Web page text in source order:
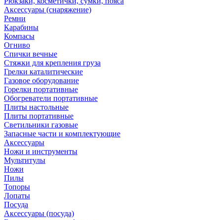
Аксессуары (снаряжение)
Ремни
Карабины
Компасы
Огниво
Спички вечные
Стяжки для крепления груза
Грелки каталитические
Газовое оборудование
Горелки портативные
Обогреватели портативные
Плиты настольные
Плиты портативные
Светильники газовые
Запасные части и комплектующие
Аксессуары
Ножи и инструменты
Мультитулы
Ножи
Пилы
Топоры
Лопаты
Посуда
Аксессуары (посуда)